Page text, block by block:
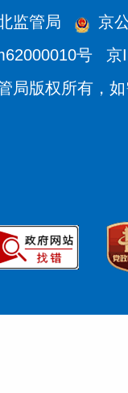
监管局
京
号
京
局版权所有，